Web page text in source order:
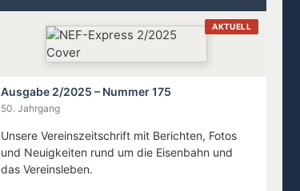
AKTUELL
Ausgabe 2/2025 – Nummer 175
50. Jahrgang
Unsere Vereinszeitschrift mit Berichten, Fotos
und Neuigkeiten rund um die Eisenbahn und
das Vereinsleben.